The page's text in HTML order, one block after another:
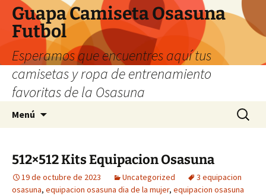
Guapa Camiseta Osasuna
Futbol
Esperamos que encuentres aquí tus
camisetas y ropa de entrenamiento
favoritas de la Osasuna
Menú Buscar:
512×512 Kits Equipacion Osasuna
19 de octubre de 2023 Uncategorized
3 equipacion
osasuna, equipacion osasuna dia de la mujer, equipacion osasuna